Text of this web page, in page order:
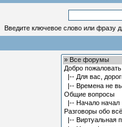
Введите ключевое слово или фразу